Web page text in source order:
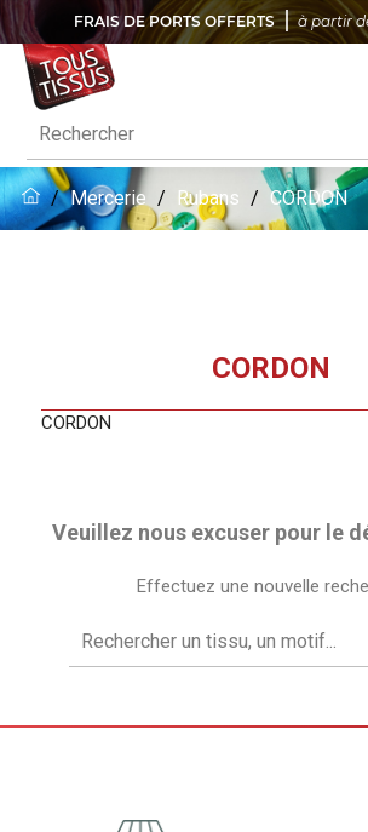
FRAIS DE PORTS OFFERTS à partir
Mercerie Rubans CORDON
CORDON
CORDON
Veuillez nous excuser pour le
Effectuez une nouvelle